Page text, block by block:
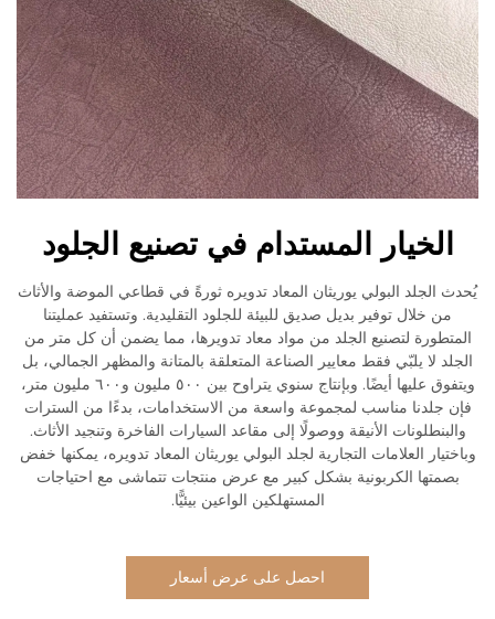
الخيار المستدام في تصنيع الجلود
يُحدث الجلد البولي يوريثان المعاد تدويره ثورةً في قطاعي الموضة والأثاث
من خلال توفير بديل صديق للبيئة للجلود التقليدية. وتستفيد عمليتنا
المتطورة لتصنيع الجلد من مواد معاد تدويرها، مما يضمن أن كل متر من
الجلد لا يلبّي فقط معايير الصناعة المتعلقة بالمتانة والمظهر الجمالي، بل
ويتفوق عليها أيضًا. وبإنتاج سنوي يتراوح بين ٥٠٠ مليون و٦٠٠ مليون متر،
فإن جلدنا مناسب لمجموعة واسعة من الاستخدامات، بدءًا من السترات
والبنطلونات الأنيقة ووصولًا إلى مقاعد السيارات الفاخرة وتنجيد الأثاث.
وباختيار العلامات التجارية لجلد البولي يوريثان المعاد تدويره، يمكنها خفض
بصمتها الكربونية بشكل كبير مع عرض منتجات تتماشى مع احتياجات
المستهلكين الواعين بيئيًّا.
احصل على عرض أسعار